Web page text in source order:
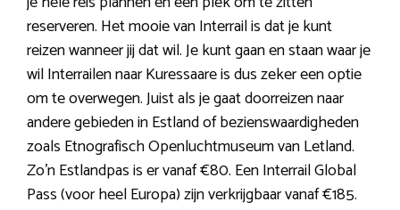
reserveren. Het mooie van Interrail is dat je kunt
reizen wanneer jij dat wil. Je kunt gaan en staan waar je
wil Interrailen naar Kuressaare is dus zeker een optie
om te overwegen. Juist als je gaat doorreizen naar
andere gebieden in Estland of bezienswaardigheden
zoals Etnografisch Openluchtmuseum van Letland.
Zo’n Estlandpas is er vanaf €80. Een Interrail Global
Pass (voor heel Europa) zijn verkrijgbaar vanaf €185.